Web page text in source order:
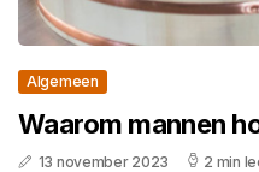
Algemeen
Waarom mannen
13 november 2023 2 min